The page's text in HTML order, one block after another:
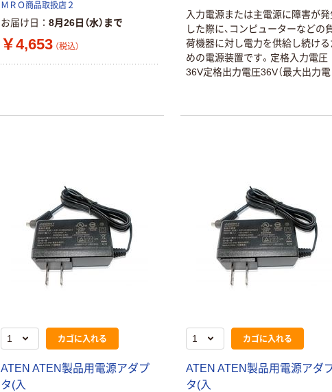
ＭＲＯ商品取扱店２
お届け日 8月26日（水）まで
￥4,653 （税込）
入力電源または主電源に障害が発
した際に、コンピューターなどの
荷機器に対し電力を供給し続ける
めの電源装置です。定格入力電圧
36V定格出力電圧36V（最大出力電
ト×1バッテリーケーブル×1縦置
カゴに入れる
ATEN ATEN製品用電源アダプ
タ(入
カゴに入れる
ATEN ATEN製品用電源アダ
タ(入
乾電池 単3
形 アルカリ乾
電池 北欧パッ
ケージ アスク
ルオリジナル
￥140~ （税込）
パー ボックス
150組 5箱入 ア
スクル スマート
￥328~ （税込）
トイレットペー
パー ダブル60
ｍ 再生紙
100% 6ロール
リサイクル100
芯あり FSC認
￥460~ （税込）
形 アルカリ乾
電池 北欧パッ
ケージ アスク
ルオリジナル
￥140~ （税込）